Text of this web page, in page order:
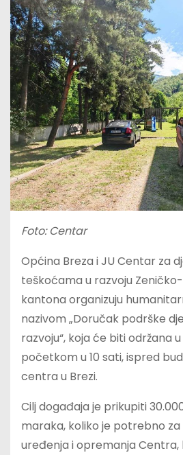
Foto: Centar
Općina Breza i JU Centar za
teškoćama u razvoju
kantona organizuju
nazivom „Doručak podrške
razvoju“, koja će biti održana
početkom u 10 sati, ispred
centra u Brezi.
Cilj događaja je prikupiti
maraka, koliko je potrebno
uređenja i opremanja Centra,